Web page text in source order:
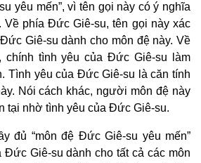
yêu mến”, vì tên gọi này có ý nghĩa
Về phía Đức Giê-su, tên gọi này xác
Giê-su dành cho môn đệ này. Về
chính tình yêu của Đức Giê-su làm
Tình yêu của Đức Giê-su là căn tính
Nói cách khác, người môn đệ này
tại nhờ tình yêu của Đức Giê-su.
đủ “môn đệ Đức Giê-su yêu mến”
Giê-su dành cho tất cả các môn